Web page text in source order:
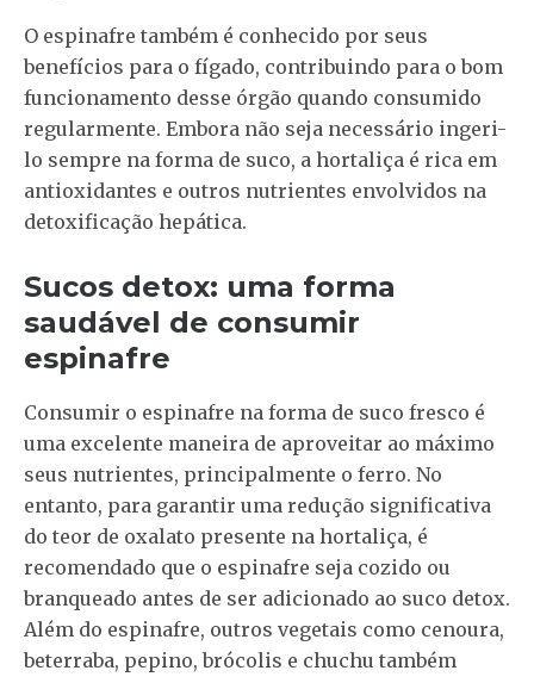
O espinafre também é conhecido por seus
benefícios para o fígado, contribuindo para o bom
funcionamento desse órgão quando consumido
regularmente. Embora não seja necessário ingeri-
lo sempre na forma de suco, a hortaliça é rica em
antioxidantes e outros nutrientes envolvidos na
detoxificação hepática.
Sucos detox: uma forma
saudável de consumir
espinafre
Consumir o espinafre na forma de suco fresco é
uma excelente maneira de aproveitar ao máximo
seus nutrientes, principalmente o ferro. No
entanto, para garantir uma redução significativa
do teor de oxalato presente na hortaliça, é
recomendado que o espinafre seja cozido ou
branqueado antes de ser adicionado ao suco detox.
Além do espinafre, outros vegetais como cenoura,
beterraba, pepino, brócolis e chuchu também